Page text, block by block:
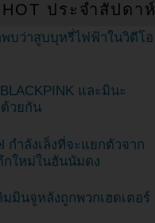
ประจำสัปดาห์
บว่าสูบบุหรี่ไฟฟ้าในวิดีโอ
และมินะ
วยกัน
กำลังเล็งที่จะแยกตัวจาก
ใหม่ในฮันนัมดง
มินจูหลังถูกพวกเฮดเตอร์